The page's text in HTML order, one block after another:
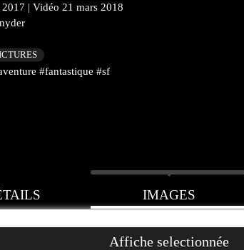
| Vidéo 21 mars 2018
#fantastique #sf
IMAGES
Affiche selectionnée